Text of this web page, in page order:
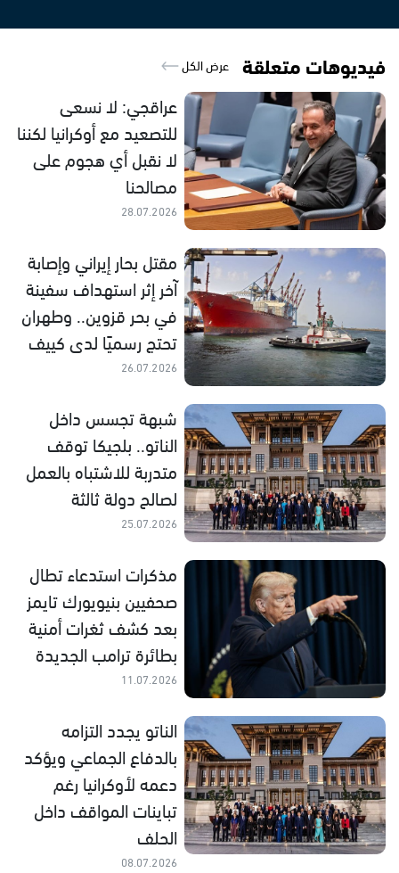
فيديوهات متعلقة عرض الكل
عراقجي: لا نسعى
للتصعيد مع أوكرانيا لكننا
لا نقبل أي هجوم على
مصالحنا
28.07.2026
مقتل بحار إيراني وإصابة
آخر إثر استهداف سفينة
في بحر قزوين.. وطهران
تحتج رسميًا لدى كييف
26.07.2026
شبهة تجسس داخل
الناتو.. بلجيكا توقف
متدربة للاشتباه بالعمل
لصالح دولة ثالثة
25.07.2026
مذكرات استدعاء تطال
صحفيين بنيويورك تايمز
بعد كشف ثغرات أمنية
بطائرة ترامب الجديدة
11.07.2026
الناتو يجدد التزامه
بالدفاع الجماعي ويؤكد
دعمه لأوكرانيا رغم
تباينات المواقف داخل
الحلف
08.07.2026